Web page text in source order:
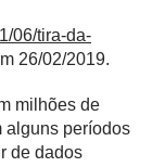
06/tira-da-
26/02/2019.
milhões de
alguns períodos
de dados